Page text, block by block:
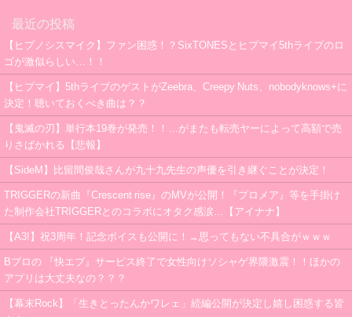
最近の投稿
【ヒプノシスマイク】ファン困惑！？SixTONESとヒプマイ5thライブのロ
ゴが激似らしい…！！
【ヒプマイ】5thライブのゲストがZeebra、Creepy Nuts、nobodyknows+に
決定！聴いておくべき曲は？？
【鬼滅の刃】単行本19巻が発売！！…がまたも転売ヤーによって高額で売
りさばかれる【悲報】
【SideM】比留間俊哉さんが九十九先生の声優を引き継ぐことが決定！
TRIGGERの新曲『Crescent rise』のMVが公開！『プロメア』等を手掛け
た制作会社TRIGGERとのコラボにオタク感涙…【アイナナ】
【A3!】祝3周年！記念ボイスも公開に！→思ってもない不具合がｗｗｗ
Bプロの 『快エブ』サービス終了で女性向けソシャゲ界隈激震！！ほかの
アプリは大丈夫なの？？？
【幕末Rock】「生きとったんかワレェ」続編公開が決定し嬉し困惑する皆